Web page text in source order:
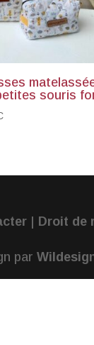
souris
| Droit de
par